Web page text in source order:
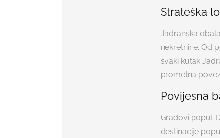
Strateška
Jadranska
nekretnine. Od
svaki kutak
prometna
Povijesna
Gradovi poput
destinacije